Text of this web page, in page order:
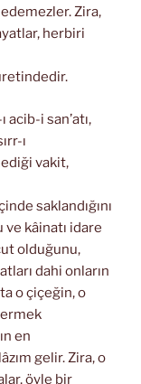
Zira,
herbiri
i san’atı,
ı
vakit,
saklandığını
kâinatı idare
olduğunu,
dahi onların
o çiçeğin, o
en
gelir. Zira, o
öyle bir